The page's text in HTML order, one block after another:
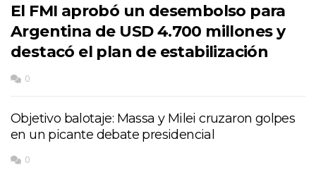
El FMI aprobó un desembolso para
Argentina de USD 4.700 millones y
destacó el plan de estabilización
0
Objetivo balotaje: Massa y Milei cruzaron golpes
en un picante debate presidencial
0